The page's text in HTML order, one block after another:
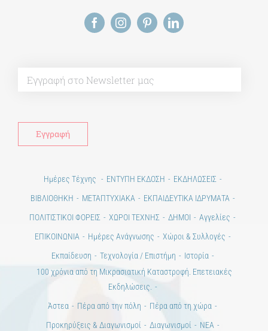
Ημέρες Τέχνης ΕΝΤΥΠΗ ΕΚΔΟΣΗ
ΕΚΔΗΛΩΣΕΙΣ
ΒΙΒΛΙΟΘΗΚΗ
ΜΕΤΑΠΤΥΧΙΑΚΑ
ΕΚΠΑΙΔΕΥΤΙΚΑ ΙΔΡΥΜΑΤΑ
ΠΟΛΙΤΙΣΤΙΚΟΙ ΦΟΡΕΙΣ
ΧΩΡΟΙ ΤΕΧΝΗΣ ΔΗΜΟΙ
Αγγελίες
ΕΠΙΚΟΙΝΩΝΙΑ
Ημέρες Ανάγνωσης
Χώροι & Συλλογές
Εκπαίδευση
Τεχνολογία / Επιστήμη
Ιστορία
100 χρόνια από τη Μικρασιατική Καταστροφή. Επετειακές
Εκδηλώσεις.
Άστεα
Πέρα από την πόλη
Πέρα από τη χώρα
Προκηρύξεις & Διαγωνισμοί
Διαγωνισμοί
ΝΕΑ